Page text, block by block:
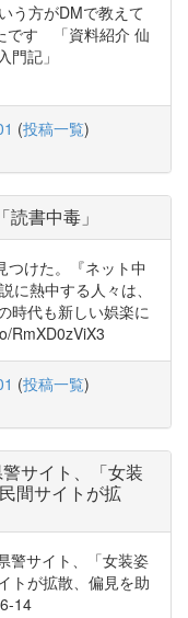
う方がDMで教えて
です 「資料紹介 仙
門記」
(投稿一覧)
書中毒」
つけた。『ネット中
に熱中する人々は、
時代も新しい娯楽に
RmXD0zViX3
(投稿一覧)
サイト、「女装
間サイトが拡
警サイト、「女装姿
トが拡散、偏見を助
14